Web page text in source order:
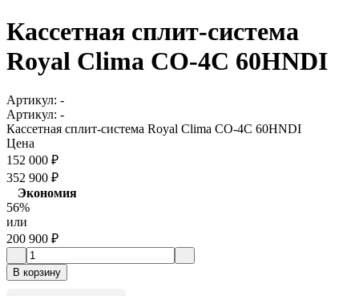
Кассетная сплит-система
Royal Clima CO-4C 60HNDI
Артикул: -
Артикул: -
Кассетная сплит-система Royal Clima CO-4C 60HNDI
Цена
152 000 ₽
352 900 ₽
Экономия
56%
или
200 900 ₽
В корзину